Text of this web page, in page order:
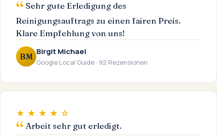
Sehr gute Erledigung des
Reinigungsauftrags zu einen fairen Preis.
Klare Empfehlung von uns!
BM Birgit Michael
Google Local Guide · 92 Rezensionen
★ ★ ★ ★ ☆
Arbeit sehr gut erledigt.